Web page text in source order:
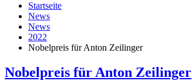
Startseite
News
News
2022
Nobelpreis für Anton Zeilinger
Nobelpreis für Anton Zeilinger